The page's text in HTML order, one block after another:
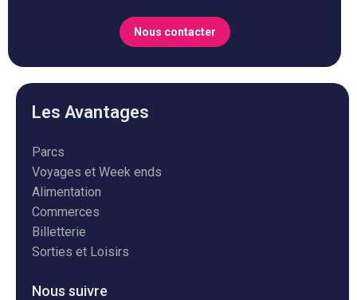
Nous contacter
Les Avantages
Parcs
Voyages et Week ends
Alimentation
Commerces
Billetterie
Sorties et Loisirs
Nous suivre